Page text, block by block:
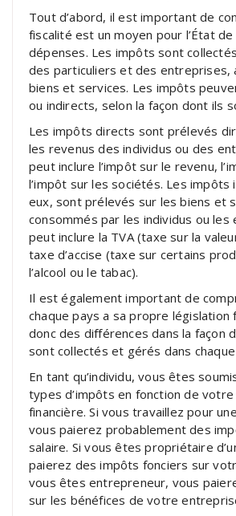
Tout d’abord, il est important de
fiscalité est un moyen pour l’État
dépenses. Les impôts sont
des particuliers et des entreprises,
biens et services. Les impôts
ou indirects, selon la façon dont ils
Les impôts directs sont prélevés
les revenus des individus ou des
peut inclure l’impôt sur le revenu,
l’impôt sur les sociétés. Les impôts
eux, sont prélevés sur les biens et
consommés par les individus ou les
peut inclure la TVA (taxe sur la
taxe d’accise (taxe sur certains
l’alcool ou le tabac).
Il est également important de
chaque pays a sa propre législation
donc des différences dans la façon
sont collectés et gérés dans
En tant qu’individu, vous êtes
types d’impôts en fonction de
financière. Si vous travaillez pour
vous paierez probablement des
salaire. Si vous êtes propriétaire
paierez des impôts fonciers sur
vous êtes entrepreneur, vous
sur les bénéfices de votre